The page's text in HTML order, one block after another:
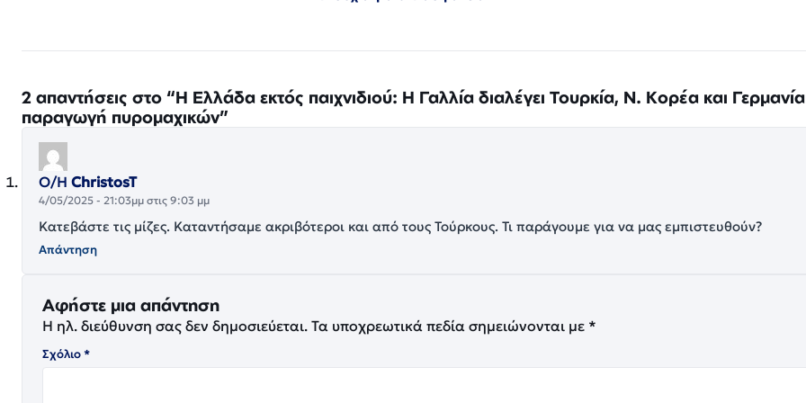
2 απαντήσεις στο “Η Ελλάδα εκτός παιχνιδιού: Η Γαλλία διαλέγει Τουρκία, Ν. Κορέα και Γερμανία
παραγωγή πυρομαχικών”
Ο/Η ChristosT
4/05/2025 - 21:03μμ στις 9:03 μμ
Κατεβάστε τις μίζες. Καταντήσαμε ακριβότεροι και από τους Τούρκους. Τι παράγουμε για να μας εμπιστευθούν?
Απάντηση
Αφήστε μια απάντηση
Η ηλ. διεύθυνση σας δεν δημοσιεύεται. Τα υποχρεωτικά πεδία σημειώνονται με *
Σχόλιο*